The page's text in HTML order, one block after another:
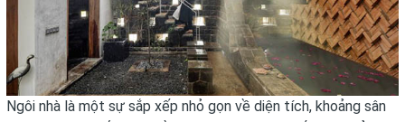
Ngôi nhà là một sự sắp xếp nhỏ gọn về diện tích, khoảng sân